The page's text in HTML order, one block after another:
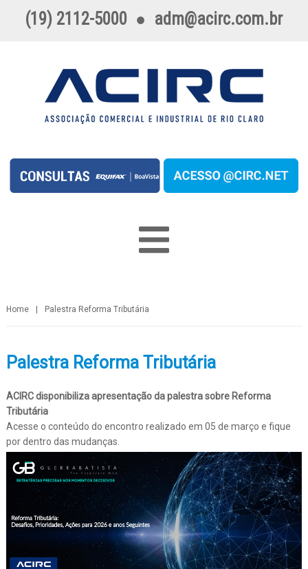
(19) 2112-5000 ● adm@acirc.com.br
Home Palestra Reforma Tributária
Palestra Reforma Tributária
ACIRC disponibiliza apresentação da palestra sobre Reforma
Tributária
Acesse o conteúdo do encontro realizado em 05 de março e fique
por dentro das mudanças.